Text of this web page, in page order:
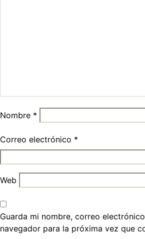
Nombre *
Correo electrónico *
Web
Guarda mi nombre, correo
navegador para la próxima vez que